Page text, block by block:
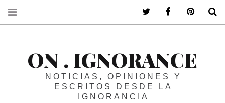
ON . IGNORANCE
NOTICIAS, OPINIONES Y
ESCRITOS DESDE LA
IGNORANCIA
ir a mi twitterir a mi facebook
ir a mi